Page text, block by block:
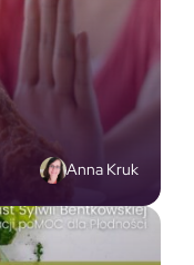
Anna Kruk